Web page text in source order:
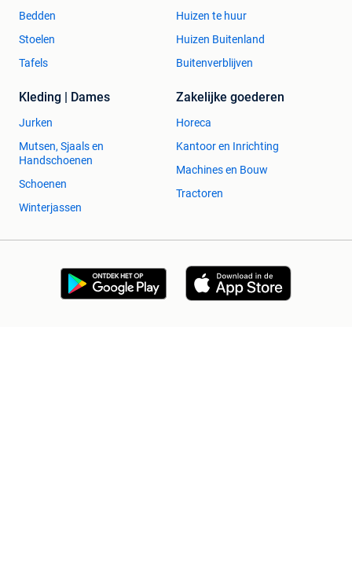
Bedden
Stoelen
Tafels
Huizen te huur
Huizen Buitenland
Buitenverblijven
Kleding | Dames
Jurken
Mutsen, Sjaals en
Handschoenen
Schoenen
Winterjassen
Zakelijke goederen
Horeca
Kantoor en Inrichting
Machines en Bouw
Tractoren